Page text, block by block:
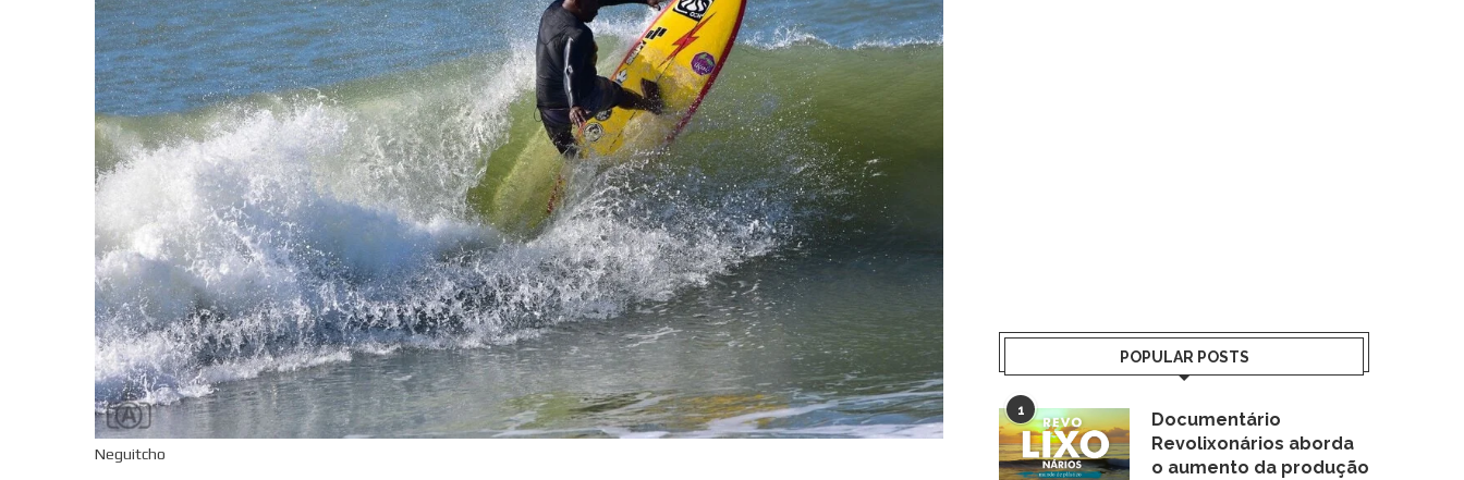
Neguitcho
POPULAR POSTS
1
Documentário
Revolixonários aborda
o aumento da produção